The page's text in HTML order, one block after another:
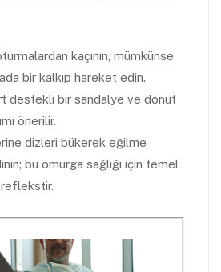
kaçının, mümkünse
bir kalkıp hareket edin.
destekli bir sandalye ve donut
önerilir.
dizleri bükerek eğilme
bu omurga sağlığı için temel